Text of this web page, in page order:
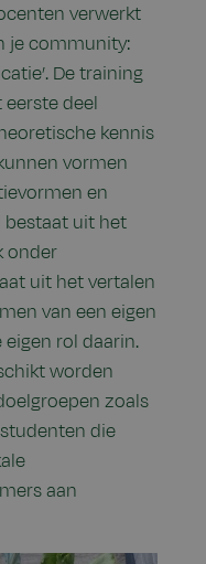
verwerkt
je community:
De training
deel
kennis
vormen
en
bestaat uit het
onder
uit het vertalen
van een eigen
rol daarin.
worden
zoals
die
aan